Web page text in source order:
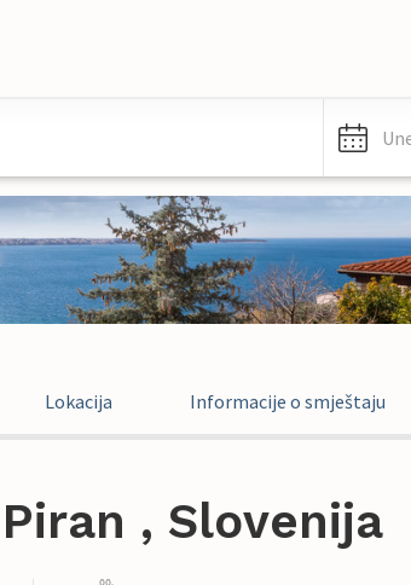
Lokacija Informacije o smještaju
, Slovenija